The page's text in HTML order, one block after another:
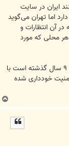
ایران در سایت
اما تهران می‌گوید
آن انتظارات و
محلی که مورد
این دوازدهمین قطعنامه شورای حکام علیه ایران در طول ۹ سال گذشته است با
امنیت خودداری شده